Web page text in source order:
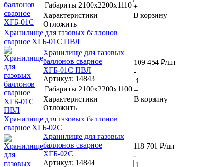
Габариты 2100x2200x1110
Характеристики
Отложить
+
В корзину
Хранилище для газовых баллонов
сварное ХГБ-01С ПВЛ
Хранилище для газовых
баллонов сварное
ХГБ-01С ПВЛ
Артикул: 14843
Габариты 2100x2200x1100
Характеристики
Отложить
109 454 ₽/шт
-
+
В корзину
Хранилище для газовых баллонов
сварное ХГБ-02С
Хранилище для газовых
баллонов сварное
ХГБ-02С
Артикул: 14844
118 701 ₽/шт
-